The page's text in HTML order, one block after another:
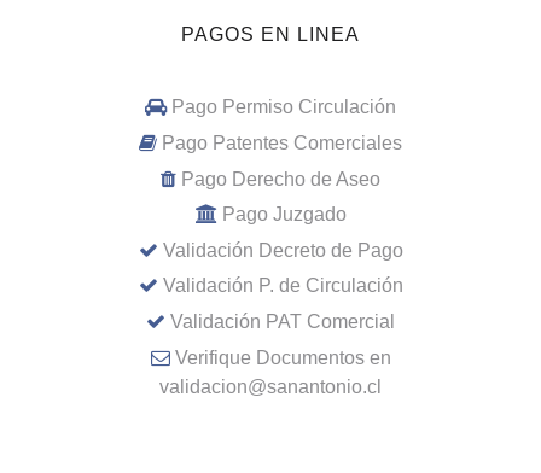
PAGOS EN LINEA
Pago Permiso Circulación
Pago Patentes Comerciales
Pago Derecho de Aseo
Pago Juzgado
Validación Decreto de Pago
Validación P. de Circulación
Validación PAT Comercial
Verifique Documentos en
validacion@sanantonio.cl